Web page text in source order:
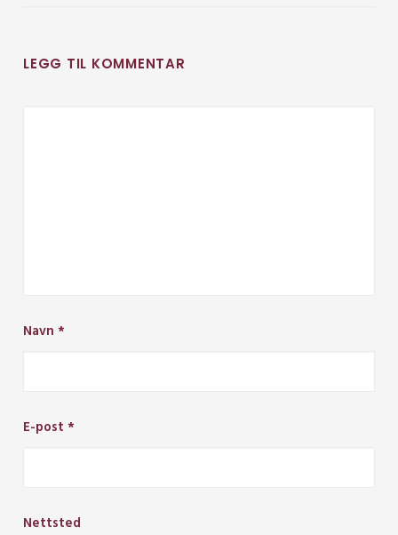
LEGG TIL KOMMENTAR
Navn *
E-post *
Nettsted